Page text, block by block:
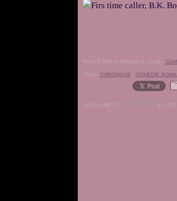
POSTÉ PAR EVENUSIA À 19:46 -
TAGS: CHRONIQUE COMÉDIE
VOUS AIMEZ ? 0 VOTE